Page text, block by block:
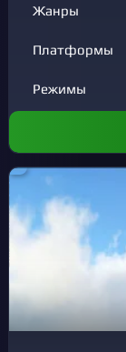
Жанры
Платформы
Режимы